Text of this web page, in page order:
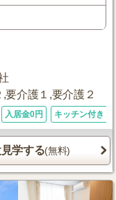
要介護１,要介護２
入居金0円 キッチン付き
学する(無料)